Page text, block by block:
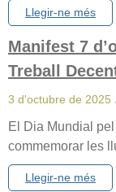
Llegir-ne més
Manifest 7
Treball
3 d'octubre de 2025
El Dia Mundial
commemorar les
Llegir-ne més